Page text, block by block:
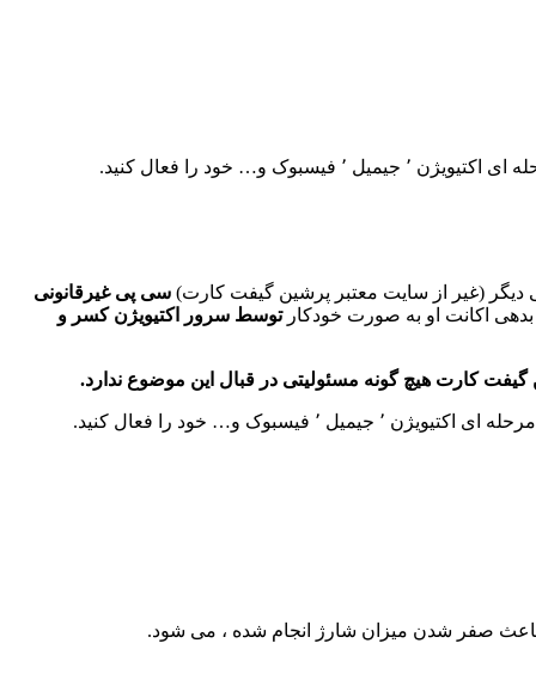
دیگر (غیر از سایت معتبر پرشین گیفت کارت) سی پی غیرقانونی
بدهی اکانت او به صورت خودکارتوسط سرور اکتیویژن کسر و
کارت هیچ گونه مسئولیتی در قبال این موضوع ندارد.
صفر شدن میزان شارژ انجام شده ، می شود.